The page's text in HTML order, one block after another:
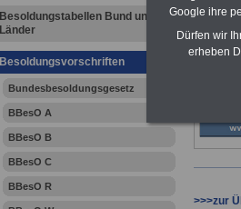
Besoldungstabellen Bund und
Länder
Besoldungsvorschriften
Bundesbesoldungsgesetz
BBesO A
BBesO B
BBesO C
BBesO R
>>>zur
Google ihre
Dürfen wir
erheben